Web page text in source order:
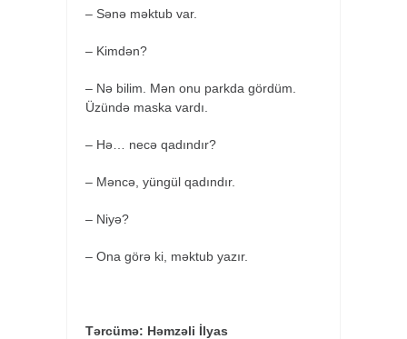
– Sənə məktub var.
– Kimdən?
– Nə bilim. Mən onu parkda gördüm.
Üzündə maska vardı.
– Hə… necə qadındır?
– Məncə, yüngül qadındır.
– Niyə?
– Ona görə ki, məktub yazır.
Tərcümə: Həmzəli İlyas